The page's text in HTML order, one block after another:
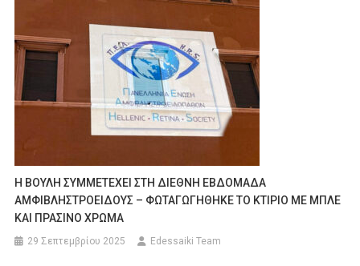
Η ΒΟΥΛΗ ΣΥΜΜΕΤΕΧΕΙ ΣΤΗ ΔΙΕΘΝΗ ΕΒΔΟΜΑΔΑ
ΑΜΦΙΒΛΗΣΤΡΟΕΙΔΟΥΣ – ΦΩΤΑΓΩΓΗΘΗΚΕ ΤΟ ΚΤΙΡΙΟ ΜΕ ΜΠΛΕ
ΚΑΙ ΠΡΑΣΙΝΟ ΧΡΩΜΑ
29 Σεπτεμβρίου 2025 Edessaiki Team